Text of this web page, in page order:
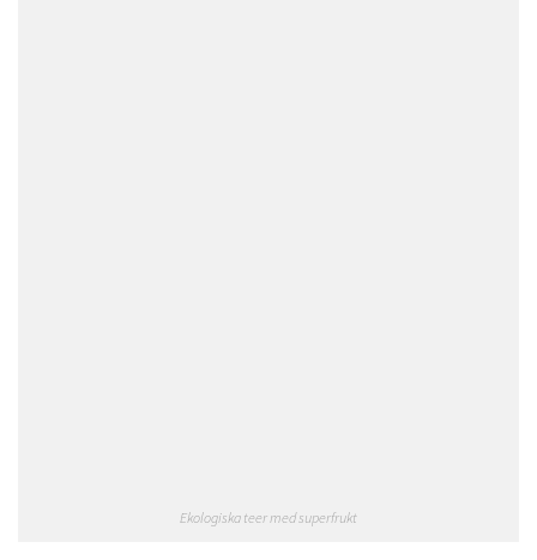
Ekologiska teer med superfrukt